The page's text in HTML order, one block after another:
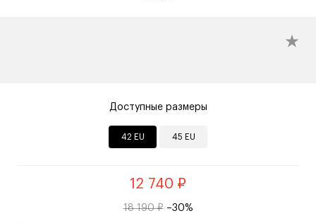
Доступные размеры
42 EU 45 EU
12 740 ₽
18 190 ₽ –30%